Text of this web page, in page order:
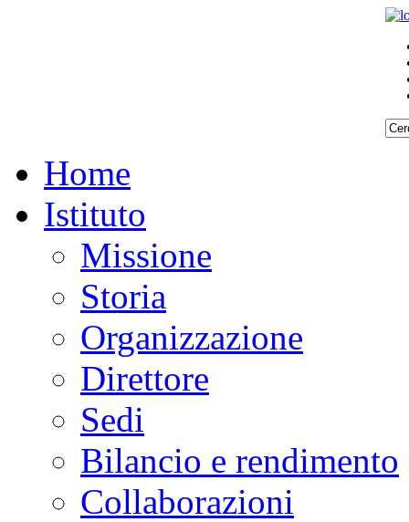
Home
Istituto
Missione
Storia
Organizzazione
Direttore
Sedi
Bilancio e rendimento
Collaborazioni